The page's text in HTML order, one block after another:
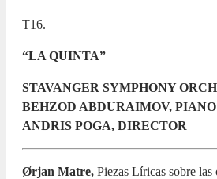
T16.
“LA QUINTA”
STAVANGER SYMPHONY
BEHZOD ABDURAIMOV, PIANO
ANDRIS POGA, DIRECTOR
Ørjan Matre, Piezas Líricas sobre las